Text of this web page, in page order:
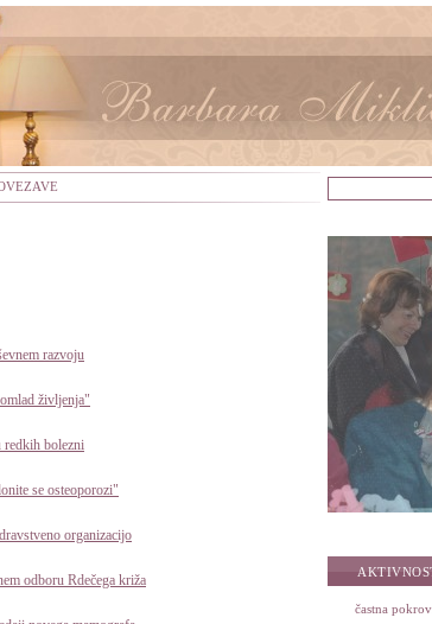
razvoju
življenja"
redkih bolezni
se osteoporozi"
organizacijo
odboru Rdečega križa
častna